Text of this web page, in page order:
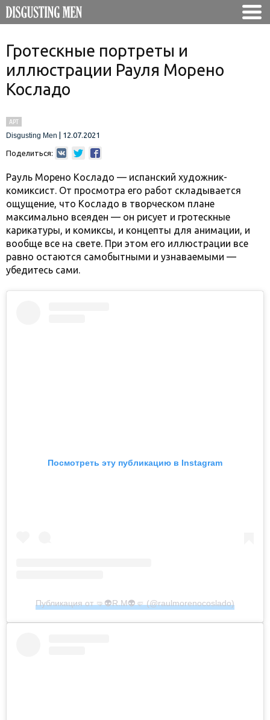
Гротескные портреты и
иллюстрации Рауля Морено
Косладо
АРТ
Disgusting Men
12.07.2021
Поделиться:
Рауль Морено Косладо — испанский художник-
комиксист. От просмотра его работ складывается
ощущение, что Косладо в творческом плане
максимально всеяден — он рисует и гротескные
карикатуры, и комиксы, и концепты для анимации, и
вообще все на свете. При этом его иллюстрации все
равно остаются самобытными и узнаваемыми —
убедитесь сами.
Посмотреть эту публикацию в Instagram
Публикация от 🤜👽R.M👽🤛 (@raulmorenocoslado)